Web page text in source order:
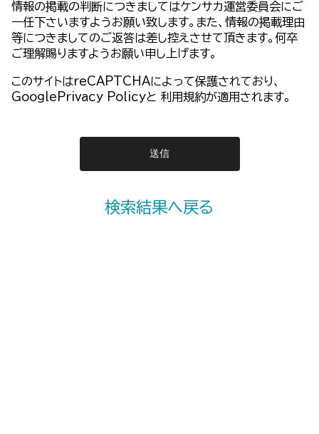
情報の掲載の判断につきましてはケンサカ運営委員会にご
一任下さいますようお願い致します。また、情報の掲載理由
等につきましてのご返答は差し控えさせて頂きます。何卒
ご理解賜りますようお願い申し上げます。
このサイトはreCAPTCHAによって保護されており、
GooglePrivacy Policyと 利用規約が適用されます。
検索結果へ戻る